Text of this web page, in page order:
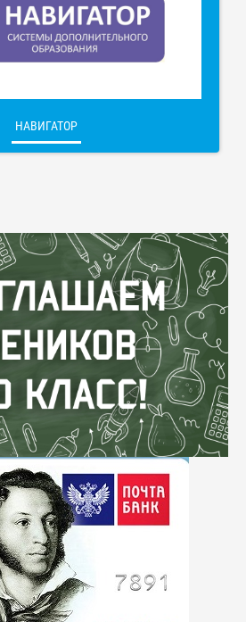
НАВИГАТОР